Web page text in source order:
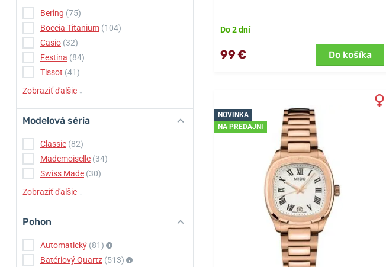
Bering (75)
Boccia Titanium (104)
Casio (32)
Festina (84)
Tissot (41)
Zobraziť ďalšie ↓
Modelová séria
Classic (82)
Mademoiselle (34)
Swiss Made (30)
Zobraziť ďalšie ↓
Pohon
Automatický (81)
Batériový Quartz (513)
Do 2 dní
99 € Do košíka
NOVINKA
NA PREDAJNI